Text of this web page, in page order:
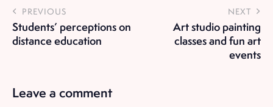
PREVIOUS
Students’ perceptions on
distance education
NEXT
Art studio painting
classes and fun art
events
Leave a comment